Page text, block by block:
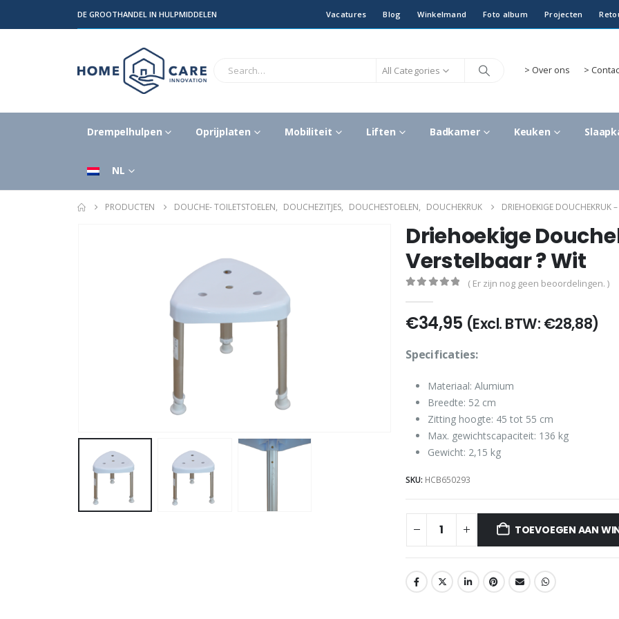
DE GROOTHANDEL IN HULPMIDDELEN Vacatures Blog Winkelmand Foto album Projecten
All Categories > Over ons >
Drempelhulpen Oprijplaten Mobiliteit Liften Badkamer Keuken
NL
PRODUCTEN DOUCHE- TOILETSTOELEN, DOUCHEZITJES, DOUCHESTOELEN, DOUCHEKRUK DRIEHOEKIGE DOUCHEKRUK
Driehoekige
Verstelbaar ? Wit
( Er zijn nog geen beoordelingen. )
€34,95 (Excl. BTW: €28,88)
Specificaties:
Materiaal: Alumium
Breedte: 52 cm
Zitting hoogte: 45 tot 55 cm
Max. gewichtscapaciteit: 136 kg
Gewicht: 2,15 kg
SKU: HCB650293
TOEVOEGEN AAN